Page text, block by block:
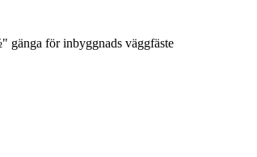
gänga för inbyggnads väggfäste